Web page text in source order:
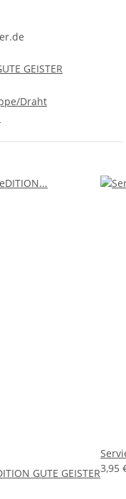
GEISTER
Draht
GUTE GEISTER3,95